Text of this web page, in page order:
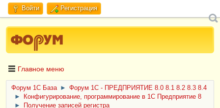
Войти Регистрация
Главное меню
Форум 1C База ►
Форум 1С - ПРЕДПРИЯТИЕ 8.0 8.1 8.2 8.3 8.4
►
Конфигурирование, программирование в 1С Предприятие 8
►
Получение записей регистра